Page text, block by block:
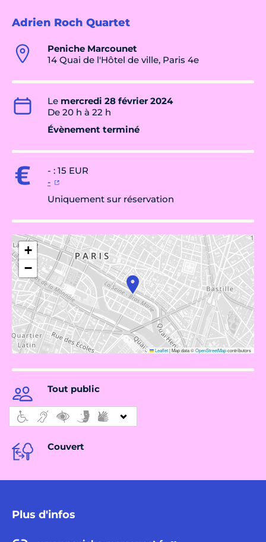
Adrien Roch Quartet
Peniche Marcounet
14 Quai de l'Hôtel de ville, Paris 4e
Le mercredi 28 février 2024
De 20 h à 22 h
Évènement terminé
- : 15 EUR
-
Uniquement sur réservation
+
−
Leaflet|Map data ©OpenStreetMapcontributors
Tout public
Couvert
Plus d'infos